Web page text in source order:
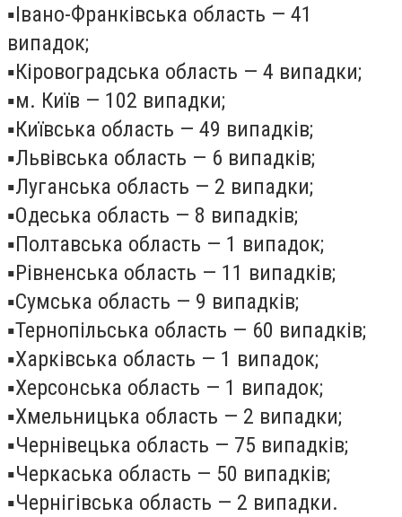
▪️Івано-Франківська область — 41
випадок;
▪️Кіровоградська область — 4 випадки;
▪️м. Київ — 102 випадки;
▪️Київська область — 49 випадків;
▪️Львівська область — 6 випадків;
▪️Луганська область — 2 випадки;
▪️Одеська область — 8 випадків;
▪️Полтавська область — 1 випадок;
▪️Рівненська область — 11 випадків;
▪️Сумська область — 9 випадків;
▪️Тернопільська область — 60 випадків;
▪️Харківська область — 1 випадок;
▪️Херсонська область — 1 випадок;
▪️Хмельницька область — 2 випадки;
▪️Чернівецька область — 75 випадків;
▪️Черкаська область — 50 випадків;
▪️Чернігівська область — 2 випадки.